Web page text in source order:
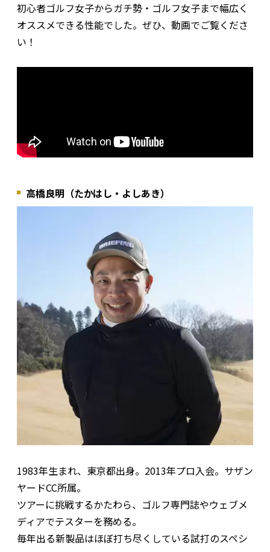
初心者ゴルフ女子からガチ勢・ゴルフ女子まで幅広く
オススメできる性能でした。ぜひ、動画でご覧くださ
い！
高橋良明（たかはし・よしあき）
1983年生まれ、東京都出身。2013年プロ入会。サザン
ヤードCC所属。
ツアーに挑戦するかたわら、ゴルフ専門誌やウェブメ
ディアでテスターを務める。
毎年出る新製品はほぼ打ち尽くしている試打のスペシ